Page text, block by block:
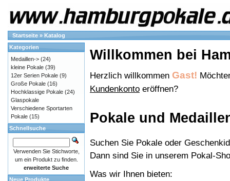
Startseite » Katalog
Willkommen bei
Herzlich willkommen Gast!
Kundenkonto eröffnen?
Pokale und
Suchen Sie Pokale oder
Dann sind Sie in unserem Pokal-
Was wir Ihnen bieten:
Kategorien
Medaillen-> (24)
kleine Pokale (39)
12er Serien Pokale (9)
Große Pokale (16)
Hochklassige Pokale (24)
Glaspokale
Verschiedene Sportarten
Pokale (15)
Schnellsuche
Verwenden Sie Stichworte,
um ein Produkt zu finden.
erweiterte Suche
Neue Produkte